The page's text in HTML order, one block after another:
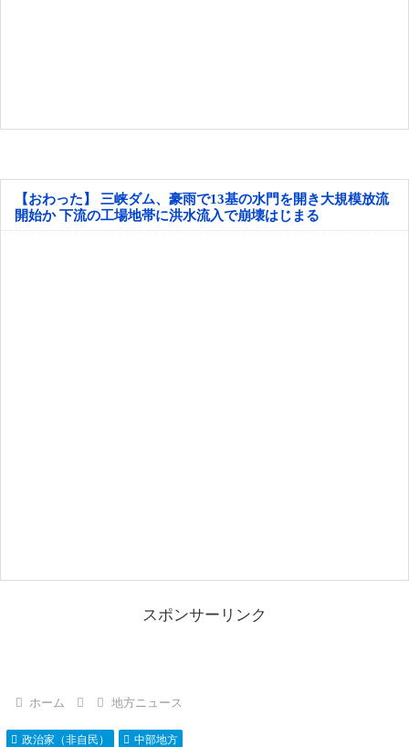
【おわった】 三峡ダム、豪雨で13基の水門を開き大規模放流
開始か 下流の工場地帯に洪水流入で崩壊はじまる
スポンサーリンク
ホーム 地方ニュース
政治家（非自民） 中部地方